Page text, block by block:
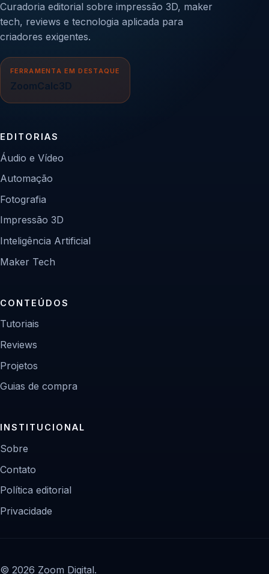
Curadoria editorial sobre impressão 3D, maker
tech, reviews e tecnologia aplicada para
criadores exigentes.
FERRAMENTA EM DESTAQUE
ZoomCalc3D
EDITORIAS
Áudio e Vídeo
Automação
Fotografia
Impressão 3D
Inteligência Artificial
Maker Tech
CONTEÚDOS
Tutoriais
Reviews
Projetos
Guias de compra
INSTITUCIONAL
Sobre
Contato
Política editorial
Privacidade
© 2026 Zoom Digital.